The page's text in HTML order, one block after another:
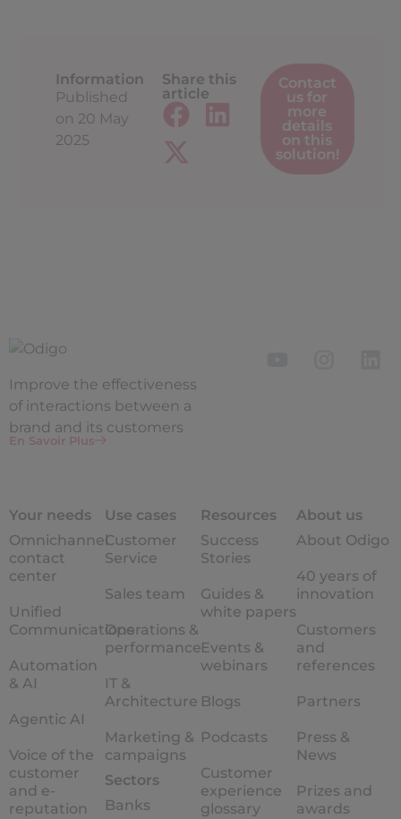
Information
Published
on 20 May
2025
Share this
article
Contact
us for
more
details
on this
solution!
Improve the effectiveness
of interactions between a
brand and its customers
En Savoir Plus
Your needs
Omnichannel
contact
center
Unified
Communications
Automation
& AI
Agentic AI
Voice of the
customer
and e-
reputation
Use cases
Customer
Service
Sales team
Operations &
performance
IT &
Architecture
Marketing &
campaigns
Sectors
Banks
Resources
Success
Stories
Guides &
white papers
Events &
webinars
Blogs
Podcasts
Customer
experience
glossary
About us
About Odigo
40 years of
innovation
Customers
and
references
Partners
Press &
News
Prizes and
awards